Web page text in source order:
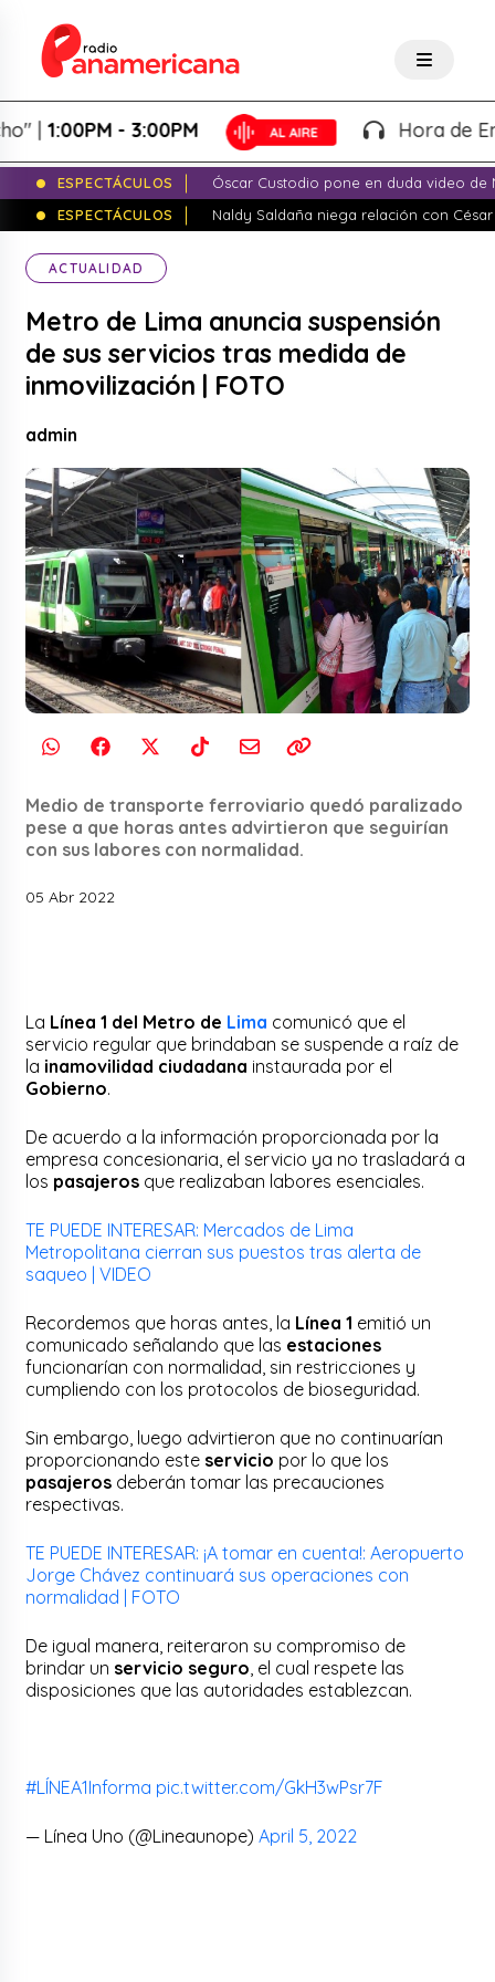
1:00PM - 3:00PM Hora de
ESPECTÁCULOS
Óscar Custodio pone en duda video de
ESPECTÁCULOS
Naldy Saldaña niega relación con
ACTUALIDAD
Metro de Lima anuncia suspensión
de sus servicios tras medida de
inmovilización | FOTO
admin
Medio de transporte ferroviario quedó paralizado
pese a que horas antes advirtieron que seguirían
con sus labores con normalidad.
05 Abr 2022
La Línea 1 del Metro de Lima comunicó que el
servicio regular que brindaban se suspende a raíz de
la inamovilidad ciudadana instaurada por el
Gobierno.
De acuerdo a la información proporcionada por la
empresa concesionaria, el servicio ya no trasladará a
los pasajeros que realizaban labores esenciales.
TE PUEDE INTERESAR: Mercados de Lima
Metropolitana cierran sus puestos tras alerta de
saqueo | VIDEO
Recordemos que horas antes, la Línea 1 emitió un
comunicado señalando que las estaciones
funcionarían con normalidad, sin restricciones y
cumpliendo con los protocolos de bioseguridad.
Sin embargo, luego advirtieron que no continuarían
proporcionando este servicio por lo que los
pasajeros deberán tomar las precauciones
respectivas.
TE PUEDE INTERESAR: ¡A tomar en cuenta!: Aeropuerto
Jorge Chávez continuará sus operaciones con
normalidad | FOTO
De igual manera, reiteraron su compromiso de
brindar un servicio seguro , el cual respete las
disposiciones que las autoridades establezcan.
#LÍNEA1Informa pic.twitter.com/GkH3wPsr7F
— Línea Uno (@Lineaunope)April 5, 2022